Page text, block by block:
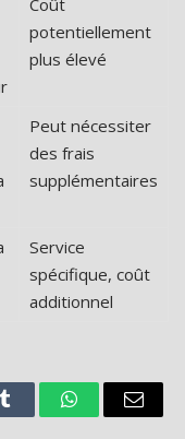
Coût
potentiellement
plus élevé
Peut nécessiter
des frais
supplémentaires
Service
spécifique, coût
additionnel
Tumblr WhatsAppEmail